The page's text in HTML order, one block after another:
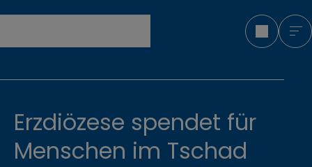
Erzdiözese spendet für
Menschen im Tschad